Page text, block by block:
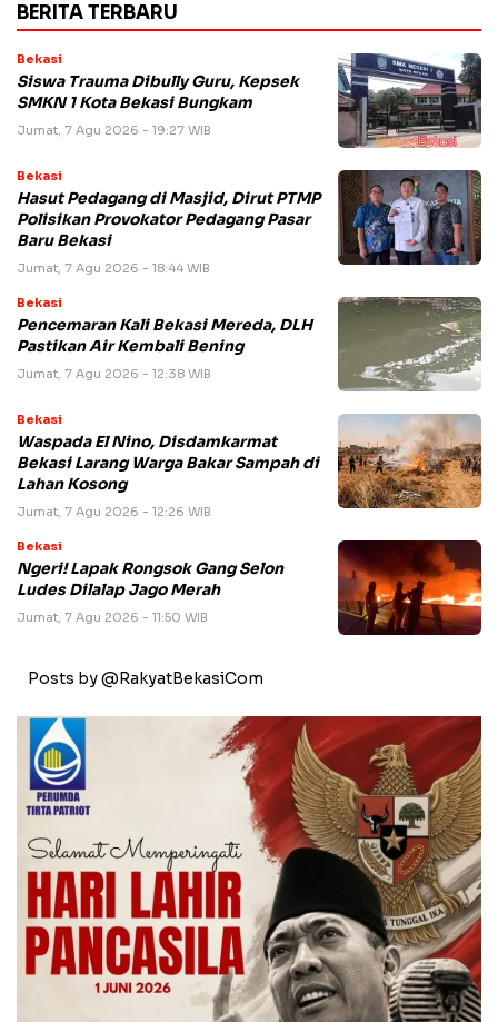
BERITA TERBARU
Bekasi
Siswa Trauma Dibully Guru, Kepsek
SMKN 1 Kota Bekasi Bungkam
Jumat, 7 Agu 2026 - 19:27 WIB
Bekasi
Hasut Pedagang di Masjid, Dirut PTMP
Polisikan Provokator Pedagang Pasar
Baru Bekasi
Jumat, 7 Agu 2026 - 18:44 WIB
Bekasi
Pencemaran Kali Bekasi Mereda, DLH
Pastikan Air Kembali Bening
Jumat, 7 Agu 2026 - 12:38 WIB
Bekasi
Waspada El Nino, Disdamkarmat
Bekasi Larang Warga Bakar Sampah di
Lahan Kosong
Jumat, 7 Agu 2026 - 12:26 WIB
Bekasi
Ngeri! Lapak Rongsok Gang Selon
Ludes Dilalap Jago Merah
Jumat, 7 Agu 2026 - 11:50 WIB
Posts by @RakyatBekasiCom